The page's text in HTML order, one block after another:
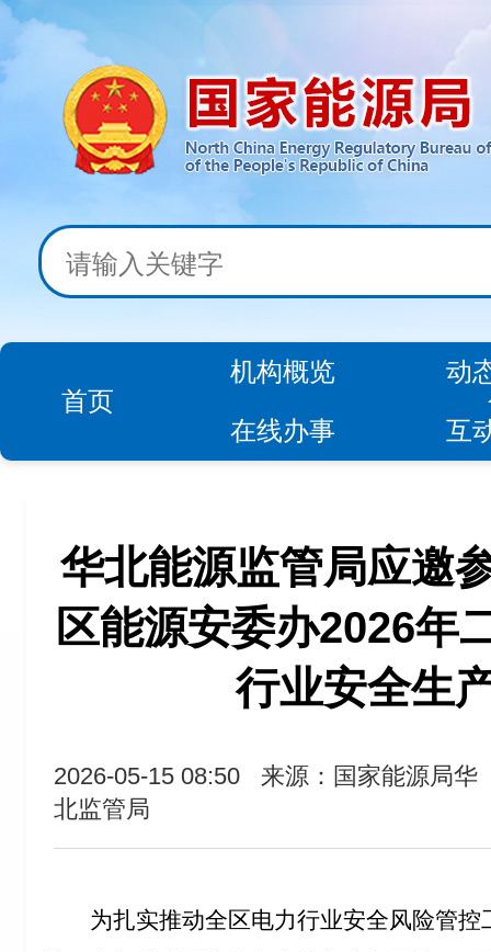
首页
机构概览
动
在线办事
互
华北能源监管局应邀
区能源安委办2026年
行业安全生
2026-05-15 08:50
来源：国家能源局华
北监管局
为扎实推动全区电力行业安全风险管控